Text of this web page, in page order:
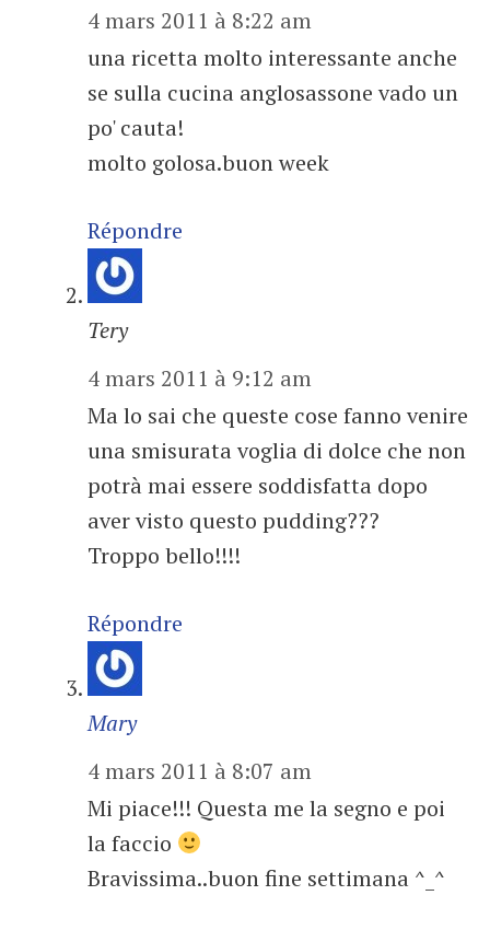
4 mars 2011 à 8:22 am
una ricetta molto interessante anche
se sulla cucina anglosassone vado un
po' cauta!
molto golosa.buon week
Répondre
Tery
4 mars 2011 à 9:12 am
Ma lo sai che queste cose fanno venire
una smisurata voglia di dolce che non
potrà mai essere soddisfatta dopo
aver visto questo pudding???
Troppo bello!!!!
Répondre
Mary
4 mars 2011 à 8:07 am
Mi piace!!! Questa me la segno e poi
la faccio
Bravissima..buon fine settimana ^_^